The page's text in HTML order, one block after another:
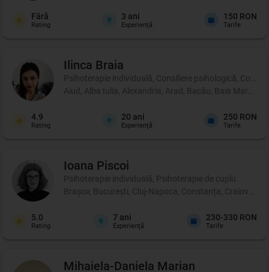
Fără
Rating
3 ani
Experienţă
150 RON
Tarife
Ilinca Braia
Psihoterapie individuală, Consiliere psihologică,
Aiud, Alba Iulia, Alexandria, Arad, Bacău, Baia Mare,
4.9
Rating
20 ani
Experienţă
250 RON
Tarife
Ioana Piscoi
Psihoterapie individuală, Psihoterapie de cuplu
Brașov, București, Cluj-Napoca, Constanța, Craiova,
5.0
Rating
7 ani
Experienţă
230-330 RON
Tarife
Mihaiela-Daniela Marian